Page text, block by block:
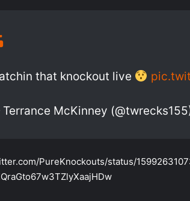
that knockout live
McKinney
PureKnockouts/status/